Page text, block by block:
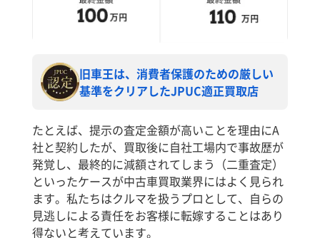
旧車王は、消費者保護のための厳しい
基準をクリアしたJPUC適正買取店
たとえば、提示の査定金額が高いことを理由にA
社と契約したが、買取後に自社工場内で事故歴が
発覚し、最終的に減額されてしまう（二重査定）
といったケースが中古車買取業界にはよく見られ
ます。私たちはクルマを扱うプロとして、自らの
見逃しによる責任をお客様に転嫁することはあり
得ないと考えています。